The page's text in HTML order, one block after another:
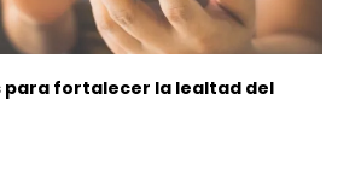
para fortalecer la lealtad del